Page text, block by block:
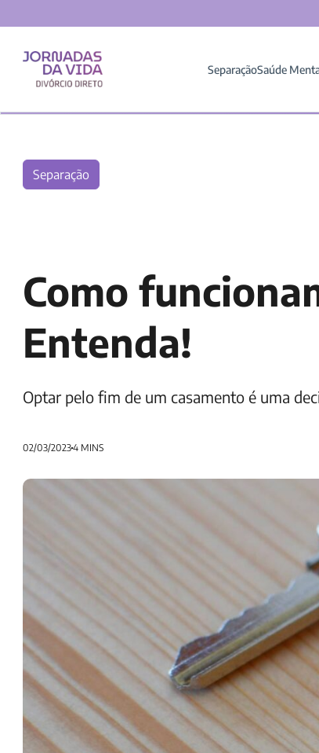
SeparaçãoSaúde
Separação
Como
Entenda!
Optar pelo fim de um casamento é uma
02/03/20234 MINS